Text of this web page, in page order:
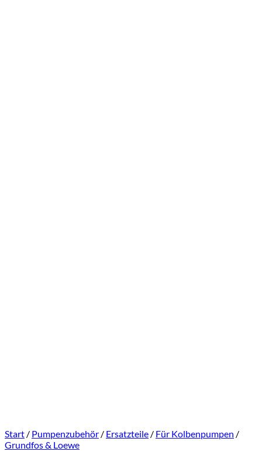
Start / Pumpenzubehör / Ersatzteile / Für Kolbenpumpen /
Grundfos & Loewe